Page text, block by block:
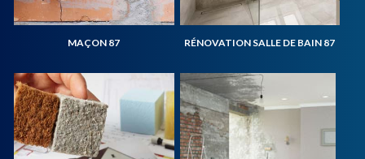
MAÇON 87 RÉNOVATION SALLE DE BAIN 87